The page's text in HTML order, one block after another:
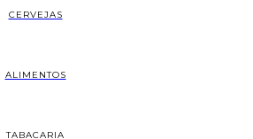
CERVEJAS
ALIMENTOS
TABACARIA